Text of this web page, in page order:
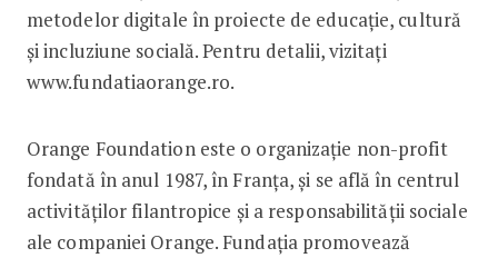
metodelor digitale în proiecte de educație, cultură
și incluziune socială. Pentru detalii, vizitaţi
www.fundatiaorange.ro.
Orange Foundation este o organizaţie non-profit
fondată în anul 1987, în Franța, și se află în centrul
activităților filantropice și a responsabilității sociale
ale companiei Orange. Fundația promovează